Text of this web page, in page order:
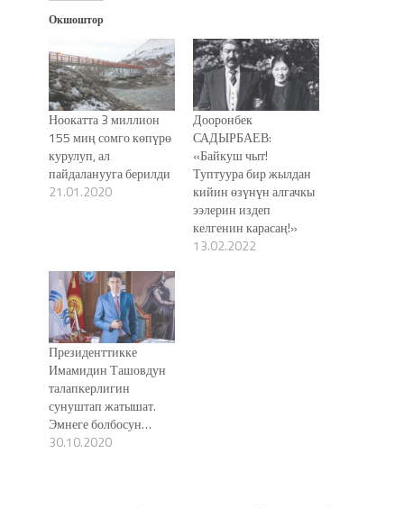
Окшоштор
Ноокатта 3 миллион
155 миң сомго көпүрө
курулуп, ал
пайдаланууга берилди
21.01.2020
Дооронбек
САДЫРБАЕВ:
«Байкуш чыт!
Туптуура бир жылдан
кийин өзүнүн алгачкы
ээлерин издеп
келгенин карасаң!»
13.02.2022
Президенттикке
Имамидин Ташовдун
талапкерлигин
сунуштап жатышат.
Эмнеге болбосун…
30.10.2020